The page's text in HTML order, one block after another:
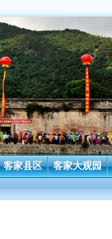
客家县区 客家大观园